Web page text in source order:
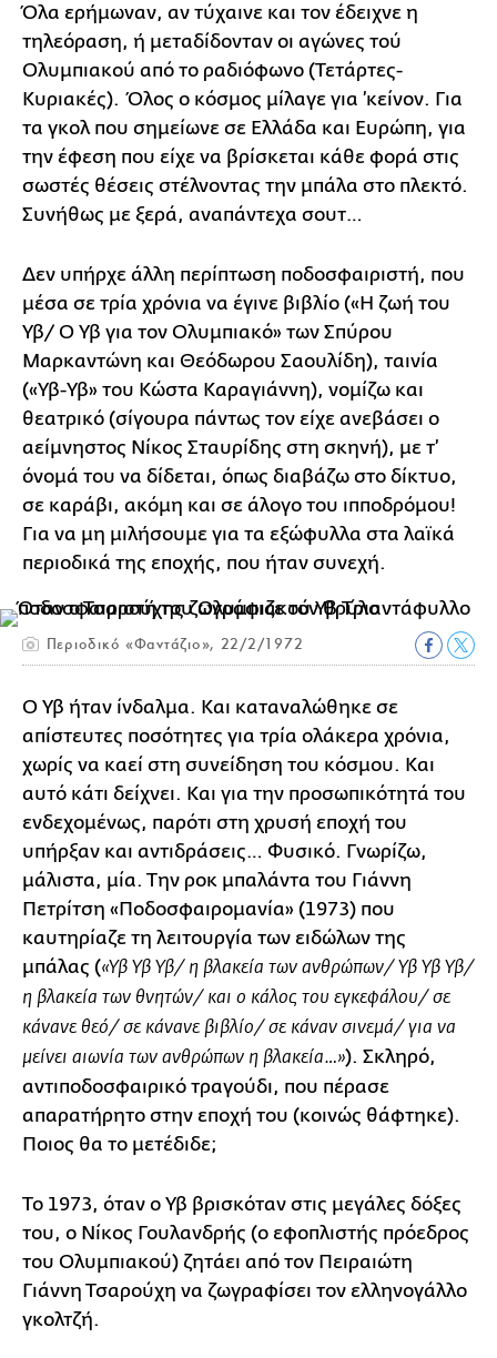
Όλα ερήμωναν, αν τύχαινε και τον έδειχνε η
τηλεόραση, ή μεταδίδονταν οι αγώνες τού
Ολυμπιακού από το ραδιόφωνο (Τετάρτες-
Κυριακές). Όλος ο κόσμος μίλαγε για ’κείνον. Για
τα γκολ που σημείωνε σε Ελλάδα και Ευρώπη, για
την έφεση που είχε να βρίσκεται κάθε φορά στις
σωστές θέσεις στέλνοντας την μπάλα στο πλεκτό.
Συνήθως με ξερά, αναπάντεχα σουτ…
Δεν υπήρχε άλλη περίπτωση ποδοσφαιριστή, που
μέσα σε τρία χρόνια να έγινε βιβλίο («Η ζωή του
Υβ/ Ο Υβ για τον Ολυμπιακό» των Σπύρου
Μαρκαντώνη και Θεόδωρου Σαουλίδη), ταινία
(«Υβ-Υβ» του Κώστα Καραγιάννη), νομίζω και
θεατρικό (σίγουρα πάντως τον είχε ανεβάσει ο
αείμνηστος Νίκος Σταυρίδης στη σκηνή), με τ’
όνομά του να δίδεται, όπως διαβάζω στο δίκτυο,
σε καράβι, ακόμη και σε άλογο του ιπποδρόμου!
Για να μη μιλήσουμε για τα εξώφυλλα στα λαϊκά
περιοδικά της εποχής, που ήταν συνεχή.
Περιοδικό «Φαντάζιο», 22/2/1972
Ο Υβ ήταν ίνδαλμα. Και καταναλώθηκε σε
απίστευτες ποσότητες για τρία ολάκερα χρόνια,
χωρίς να καεί στη συνείδηση του κόσμου. Και
αυτό κάτι δείχνει. Και για την προσωπικότητά του
ενδεχομένως, παρότι στη χρυσή εποχή του
υπήρξαν και αντιδράσεις… Φυσικό. Γνωρίζω,
μάλιστα, μία. Την ροκ μπαλάντα του Γιάννη
Πετρίτση «Ποδοσφαιρομανία» (1973) που
καυτηρίαζε τη λειτουργία των ειδώλων της
μπάλας («Υβ Υβ Υβ/ η βλακεία των ανθρώπων/ Υβ Υβ Υβ/
η βλακεία των θνητών/ και ο κάλος του εγκεφάλου/ σε
κάνανε θεό/ σε κάνανε βιβλίο/ σε κάναν σινεμά/ για να
μείνει αιωνία των ανθρώπων η βλακεία…»). Σκληρό,
αντιποδοσφαιρικό τραγούδι, που πέρασε
απαρατήρητο στην εποχή του (κοινώς θάφτηκε).
Ποιος θα το μετέδιδε;
Το 1973, όταν ο Υβ βρισκόταν στις μεγάλες δόξες
του, ο Νίκος Γουλανδρής (ο εφοπλιστής πρόεδρος
του Ολυμπιακού) ζητάει από τον Πειραιώτη
Γιάννη Τσαρούχη να ζωγραφίσει τον ελληνογάλλο
γκολτζή.